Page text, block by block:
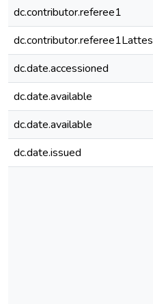
dc.contributor.referee1
dc.contributor.referee1Lattes
dc.date.accessioned
dc.date.available
dc.date.available
dc.date.issued